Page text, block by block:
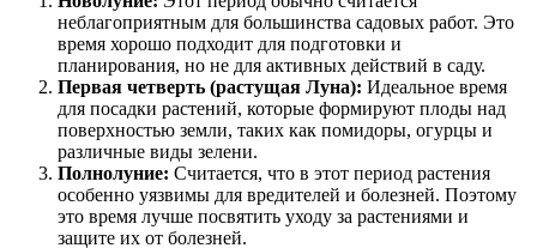
неблагоприятным для большинства садовых работ. Это
время хорошо подходит для подготовки и
планирования, но не для активных действий в саду.
Первая четверть (растущая Луна): Идеальное время
для посадки растений, которые формируют плоды над
поверхностью земли, таких как помидоры, огурцы и
различные виды зелени.
Полнолуние: Считается, что в этот период растения
особенно уязвимы для вредителей и болезней. Поэтому
это время лучше посвятить уходу за растениями и
защите их от болезней.